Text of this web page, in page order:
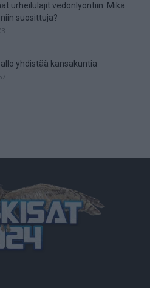
urheilulajit vedonlyöntiin: Mikä
suosittuja?
yhdistää kansakuntia